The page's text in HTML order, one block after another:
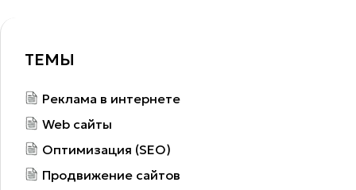
ТЕМЫ
Реклама в интернете
Web сайты
Оптимизация (SEO)
Продвижение сайтов